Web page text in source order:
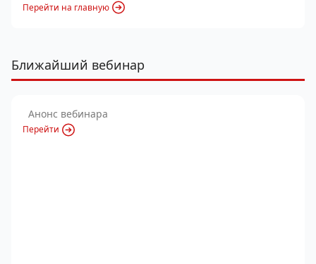
Перейти на главную
Ближайший вебинар
Анонс вебинара
Перейти